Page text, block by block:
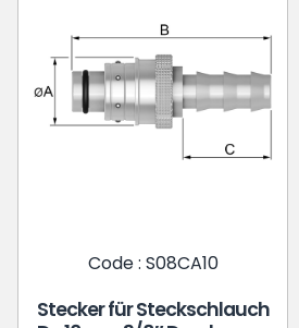
Code : S08CA10
Stecker für Steckschlauch